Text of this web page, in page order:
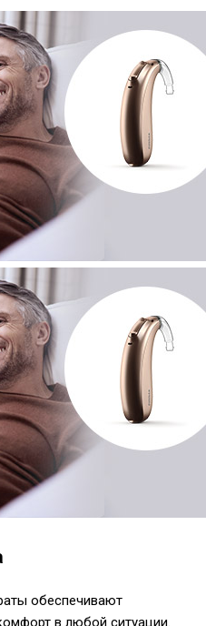
обеспечивают
в любой ситуации.